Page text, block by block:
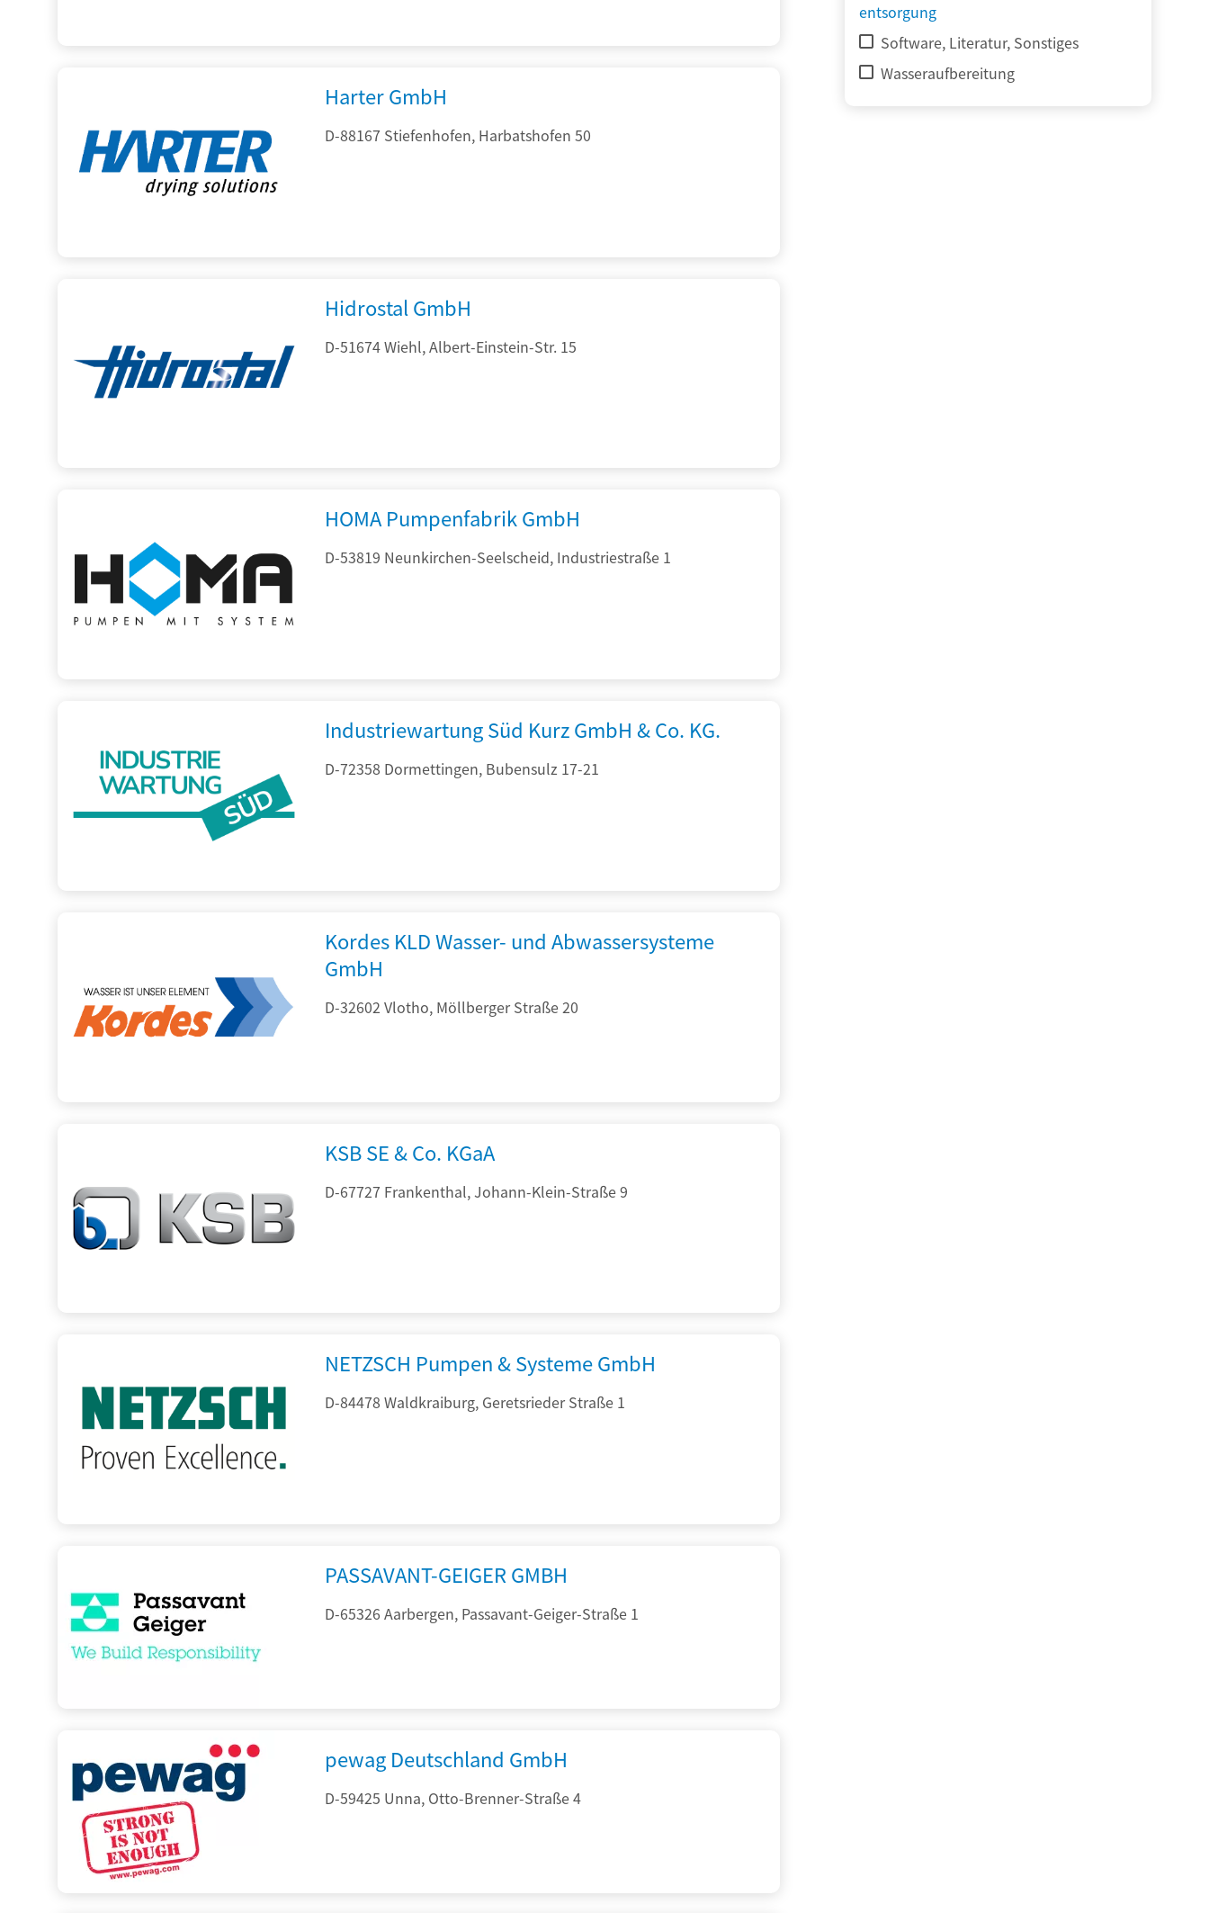
entsorgung
Software, Literatur, Sonstiges
Wasseraufbereitung
Harter GmbH
D-88167 Stiefenhofen, Harbatshofen 50
Hidrostal GmbH
D-51674 Wiehl, Albert-Einstein-Str. 15
HOMA Pumpenfabrik GmbH
D-53819 Neunkirchen-Seelscheid, Industriestraße 1
Industriewartung Süd Kurz GmbH & Co. KG.
D-72358 Dormettingen, Bubensulz 17-21
Kordes KLD Wasser- und Abwassersysteme
GmbH
D-32602 Vlotho, Möllberger Straße 20
KSB SE & Co. KGaA
D-67727 Frankenthal, Johann-Klein-Straße 9
NETZSCH Pumpen & Systeme GmbH
D-84478 Waldkraiburg, Geretsrieder Straße 1
PASSAVANT-GEIGER GMBH
D-65326 Aarbergen, Passavant-Geiger-Straße 1
pewag Deutschland GmbH
D-59425 Unna, Otto-Brenner-Straße 4